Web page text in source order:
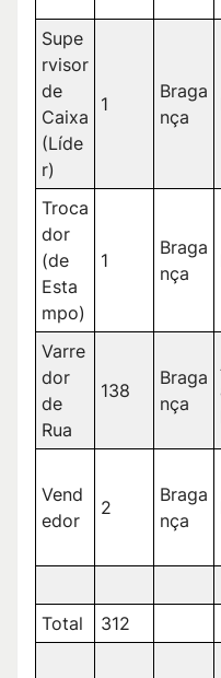
Supe
rvisor
de
Caixa
(Líde
r)
1
Braga
nça
Troca
dor
(de
Esta
mpo)
1
Braga
nça
Varre
dor
de
Rua
138
Braga
nça
Vend
edor
2
Braga
nça
Total 312